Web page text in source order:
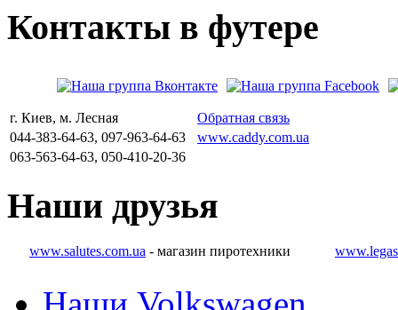
Контакты в футере
г. Киев, м. Лесная
Обратная связь
044-383-64-63, 097-963-64-63
www.caddy.com.ua
063-563-64-63, 050-410-20-36
Наши друзья
www.salutes.com.ua - магазин пиротехники